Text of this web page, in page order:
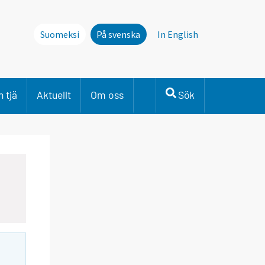
Suomeksi På svenska In English
tjä Aktuellt Om oss Sök